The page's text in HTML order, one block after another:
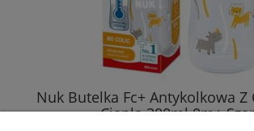
Nuk Butelka Fc+ Antykolkowa Z
Ciepła 300ml 0m+